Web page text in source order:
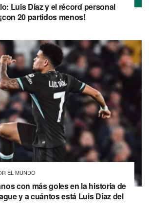
Luis Díaz y el récord personal
20 partidos menos!
EL MUNDO
con más goles en la historia de
y a cuántos está Luis Díaz del